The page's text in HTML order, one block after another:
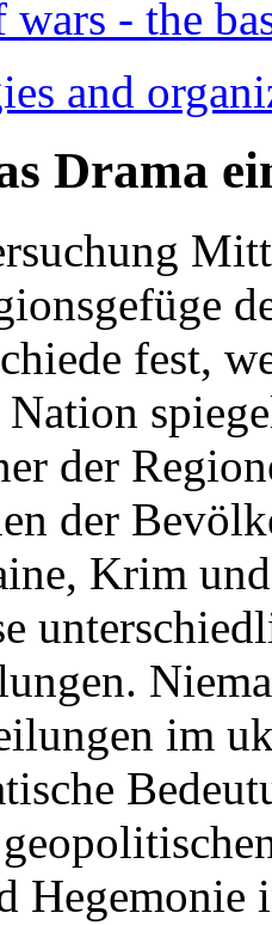
- the
and
Drama
fest,
Nation
der
der
Krim
im
Hegemonie